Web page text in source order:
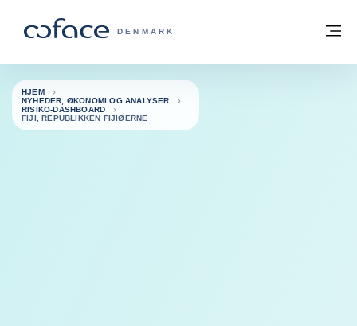
COFACE FOR TRADE - GRUPPENS
DENMARK
Tilbage til hjemmesiden
HJEM
NYHEDER, ØKONOMI OG ANALYSER
RISIKO-DASHBOARD
FIJI, REPUBLIKKEN FIJIØERNE